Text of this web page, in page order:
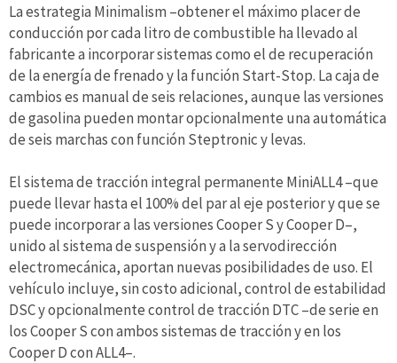
La estrategia Minimalism –obtener el máximo placer de
conducción por cada litro de combustible ha llevado al
fabricante a incorporar sistemas como el de recuperación
de la energía de frenado y la función Start-Stop. La caja de
cambios es manual de seis relaciones, aunque las versiones
de gasolina pueden montar opcionalmente una automática
de seis marchas con función Steptronic y levas.
El sistema de tracción integral permanente MiniALL4 –que
puede llevar hasta el 100% del par al eje posterior y que se
puede incorporar a las versiones Cooper S y Cooper D–,
unido al sistema de suspensión y a la servodirección
electromecánica, aportan nuevas posibilidades de uso. El
vehículo incluye, sin costo adicional, control de estabilidad
DSC y opcionalmente control de tracción DTC –de serie en
los Cooper S con ambos sistemas de tracción y en los
Cooper D con ALL4–.